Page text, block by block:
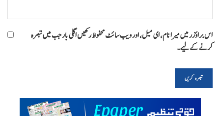
اس براؤزر میں میرا نام، ای میل، اور ویب سائٹ محفوظ رکھیں اگلی بار جب میں تبصرہ
کرنے کےلیے۔